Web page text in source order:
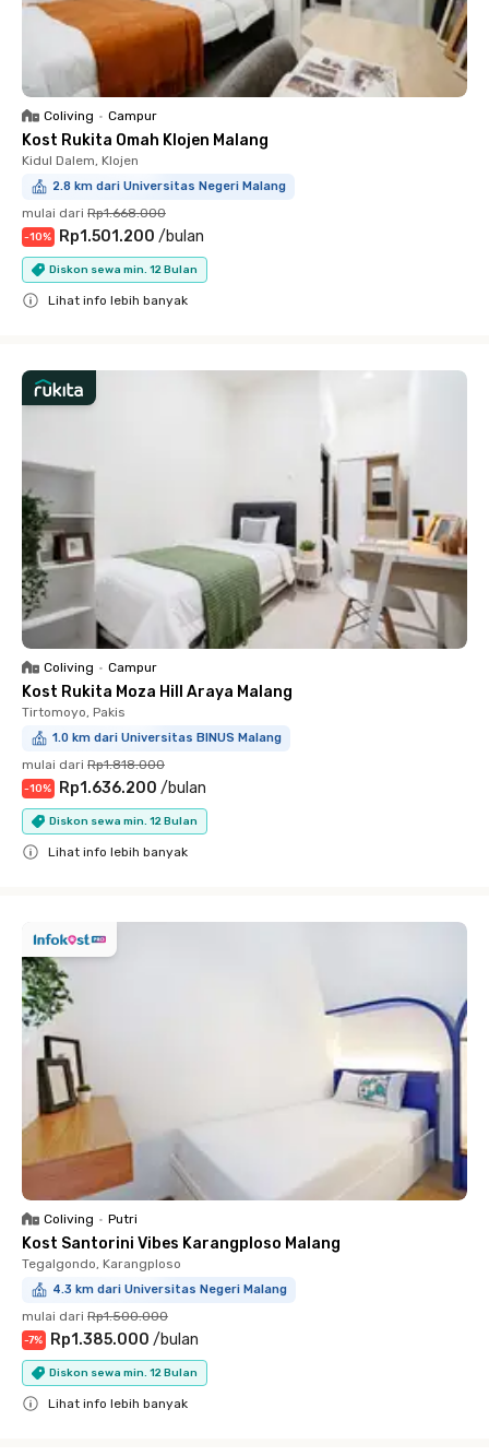
Coliving • Campur
Kost Rukita Omah Klojen Malang
Kidul Dalem, Klojen
2.8 km dari Universitas Negeri Malang
mulai dari Rp1.668.000
-10% Rp1.501.200 /bulan
Diskon sewa min. 12 Bulan
Lihat info lebih banyak
Coliving • Campur
Kost Rukita Moza Hill Araya Malang
Tirtomoyo, Pakis
1.0 km dari Universitas BINUS Malang
mulai dari Rp1.818.000
-10% Rp1.636.200 /bulan
Diskon sewa min. 12 Bulan
Lihat info lebih banyak
Coliving • Putri
Kost Santorini Vibes Karangploso Malang
Tegalgondo, Karangploso
4.3 km dari Universitas Negeri Malang
mulai dari Rp1.500.000
-7% Rp1.385.000 /bulan
Diskon sewa min. 12 Bulan
Lihat info lebih banyak